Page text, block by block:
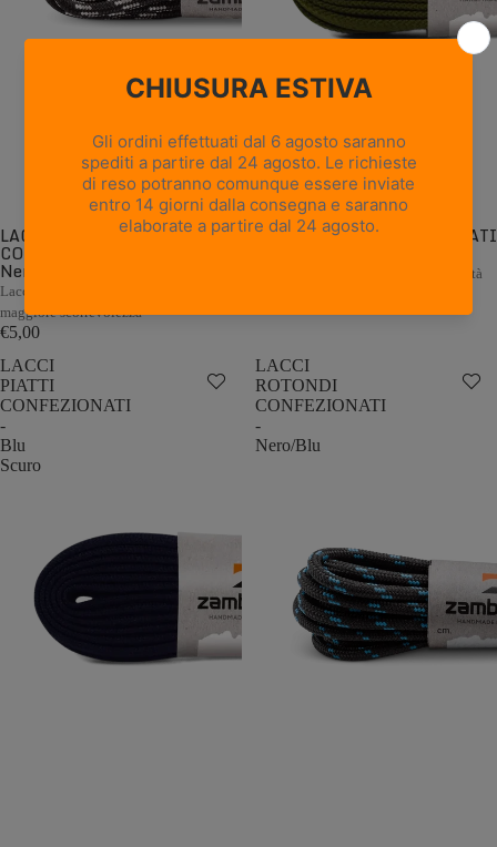
LACCI ROTONDI
CONFEZIONATI -
Nero/Piombo/Cromo
Lacci rotondi di qualità per una
maggiore scorrevolezza
€5,00
LACCI PIATTI CONFEZIONATI
Lacci piatti di ricambio di alta qualità
LACCI
PIATTI
CONFEZIONATI
-
Blu
Scuro
LACCI
ROTONDI
CONFEZIONATI
-
Nero/Blu